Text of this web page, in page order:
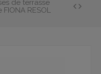
de terrasse
RESOL